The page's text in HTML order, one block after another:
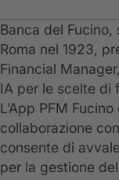
Banca del
Roma nel 1923,
Financial Manager,
IA per le scelte di
L’App PFM
collaborazione
consente di
per la gestione